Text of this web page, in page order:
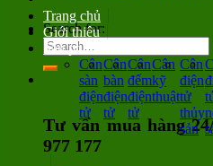
Search for:
Tư vấn mua hàng
977 177
Trang chủ
Giới thiệu
Sản phẩm
Cân
sàn
điện
tử
Cân
bàn
điện
tử
Cân
đếm
điện
tử
Cân
kỹ
thuật
Cân
điện
tử
thủy
sản